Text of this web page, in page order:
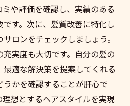
や評価を確認し、実績のある
す。次に、髪質改善に特化し
ロンをチェックしましょう。
充実度も大切です。自分の髪の
適な解決策を提案してくれる
かを確認することが肝心で
想とするヘアスタイルを実現